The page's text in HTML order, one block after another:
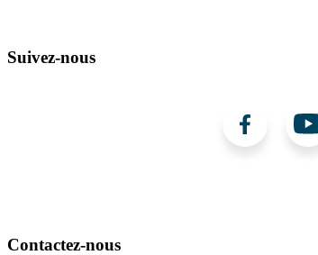
Suivez-nous
Contactez-nous